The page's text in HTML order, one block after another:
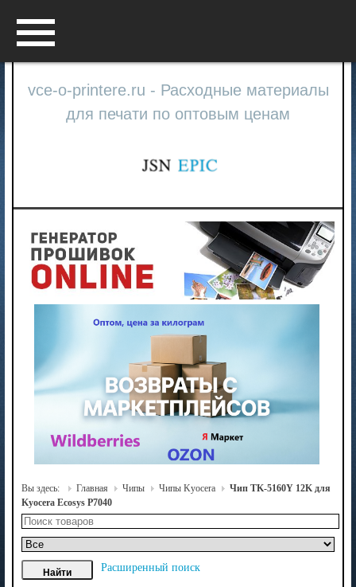
vce-o-printere.ru - Расходные материалы
для печати по оптовым ценам
Вы здесь: Главная Чипы Чипы Kyocera
Чип TK-5160Y 12K для
Kyocera Ecosys P7040
Расширенный поиск